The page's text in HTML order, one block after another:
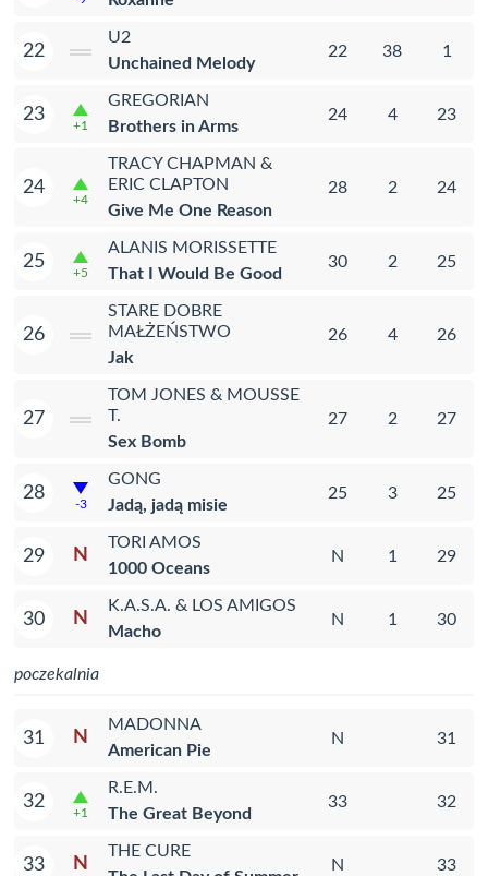
22
U2
Unchained Melody
22 38 1
23
+1
GREGORIAN
Brothers in Arms
24 4 23
24
+4
TRACY CHAPMAN &
ERIC CLAPTON
Give Me One Reason
28 2 24
25
+5
ALANIS MORISSETTE
That I Would Be Good
30 2 25
26
STARE DOBRE
MAŁŻEŃSTWO
Jak
26 4 26
27
TOM JONES & MOUSSE
T.
Sex Bomb
27 2 27
28
-3
GONG
Jadą, jadą misie
25 3 25
29 N
TORI AMOS
1000 Oceans
N 1 29
30 N
K.A.S.A. & LOS AMIGOS
Macho
N 1 30
poczekalnia
31 N
MADONNA
American Pie
N 31
32
+1
R.E.M.
The Great Beyond
33 32
33 N
THE CURE
N 33